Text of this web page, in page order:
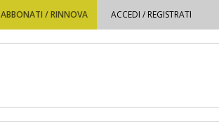
ABBONATI / RINNOVA ACCEDI / REGISTRATI